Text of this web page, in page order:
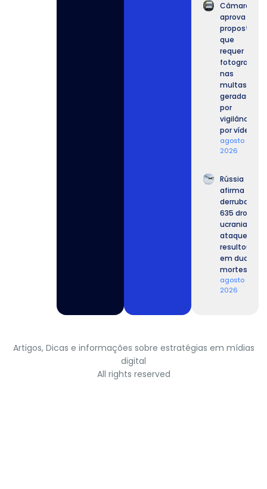
Câmara
aprova
proposta
que
requer
fotografia
nas
multas
geradas
por
vigilância
por vídeo.
agosto 4,
2026
Rússia
afirma ter
derrubado
635 drones
ucranianos,
ataque
resultou
em duas
mortes.
agosto 4,
2026
Artigos, Dicas e informações sobre estratégias em mídias
digital
All rights reserved